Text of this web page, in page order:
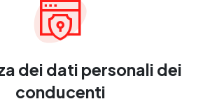
dei dati personali dei
conducenti